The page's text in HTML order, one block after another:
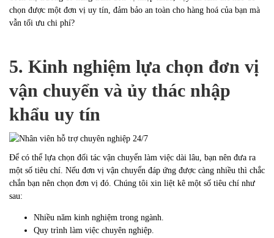
chọn được một đơn vị uy tín, đảm bảo an toàn cho hàng hoá của bạn mà
vẫn tối ưu chi phí?
5. Kinh nghiệm lựa chọn đơn vị
vận chuyển và ủy thác nhập
khẩu uy tín
Để có thể lựa chọn đối tác vận chuyển làm việc dài lâu, bạn nên đưa ra
một số tiêu chí. Nếu đơn vị vận chuyển đáp ứng được càng nhiều thì chắc
chắn bạn nên chọn đơn vị đó. Chúng tôi xin liệt kê một số tiêu chí như
sau:
Nhiều năm kinh nghiệm trong ngành.
Quy trình làm việc chuyên nghiệp.